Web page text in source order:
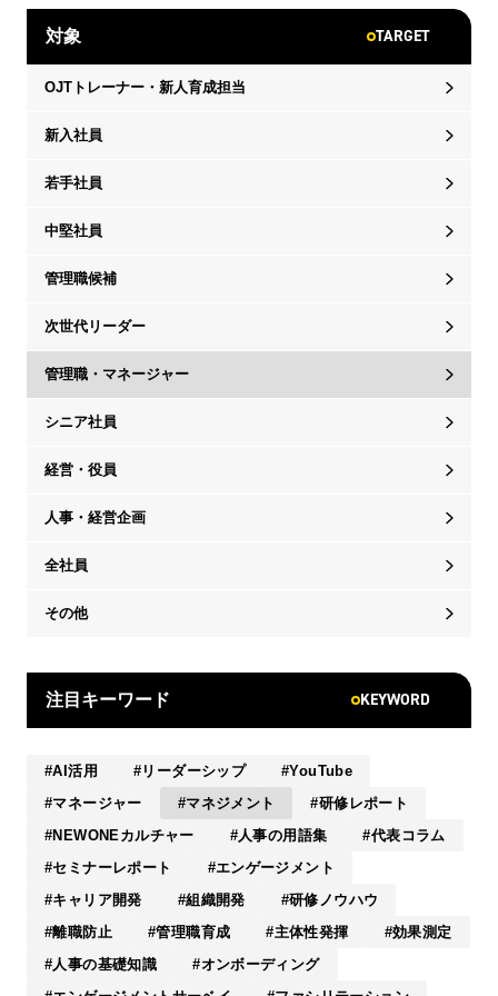
対象 TARGET
OJTトレーナー・新人育成担当
新入社員
若手社員
中堅社員
管理職候補
次世代リーダー
管理職・マネージャー
シニア社員
経営・役員
人事・経営企画
全社員
その他
注目キーワード KEYWORD
AI活用 リーダーシップ
YouTube
マネージャー
マネジメント
研修レポート
NEWONEカルチャー
人事の用語集
代表コラム
セミナーレポート
エンゲージメント
キャリア開発
組織開発
研修ノウハウ
離職防止
管理職育成 主体性発揮
効果測定
人事の基礎知識
オンボーディング